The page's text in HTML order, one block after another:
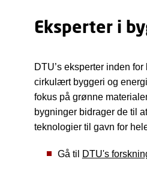
Eksperter i
DTU’s eksperter inden
cirkulært byggeri og
fokus på grønne
bygninger bidrager de til
teknologier til gavn for
Gå til DTU's